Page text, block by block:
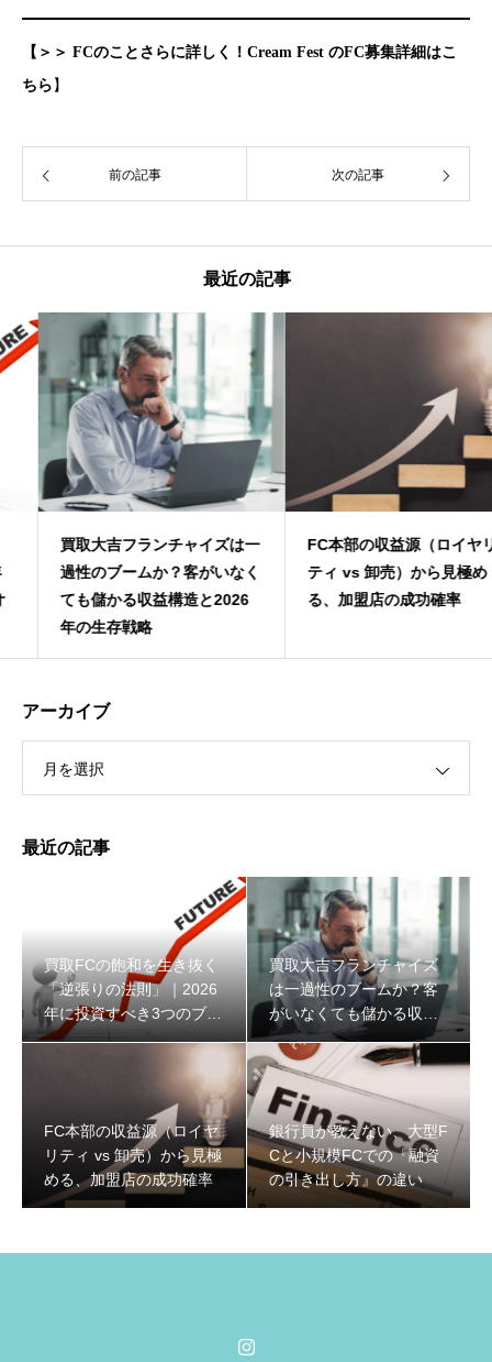
【＞＞ FCのことさらに詳しく！Cream Fest のFC募集詳細はこ
ちら 】
前の記事 次の記事
最近の記事
買取大吉フランチャイズは一
過性のブームか？客がいなく
ても儲かる収益構造と2026
年の生存戦略
FC本部の収益源（ロイヤリ
ティ vs 卸売）から見極め
る、加盟店の成功確率
アーカイブ
月を選択
最近の記事
買取FCの飽和を生き抜く
「逆張りの法則」｜2026
年に投資すべき3つのブル
ーオーシャンと収益構造
買取大吉フランチャイズ
は一過性のブームか？客
がいなくても儲かる収益
構造と2026年の生存戦略
FC本部の収益源（ロイヤ
リティ vs 卸売）から見極
める、加盟店の成功確率
銀行員が教えない、大型F
Cと小規模FCでの『融資
の引き出し方』の違い